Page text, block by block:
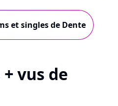
et singles de Dente
vus de